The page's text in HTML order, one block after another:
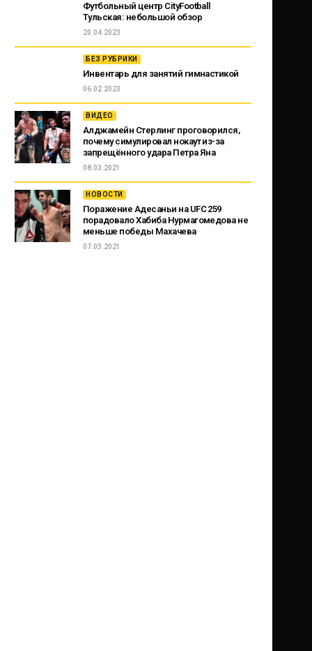
Футбольный центр CityFootball
Тульская: небольшой обзор
20.04.2023
БЕЗ РУБРИКИ
Инвентарь для занятий гимнастикой
06.02.2023
ВИДЕО
Алджамейн Стерлинг проговорился,
почему симулировал нокаут из-за
запрещённого удара Петра Яна
08.03.2021
НОВОСТИ
Поражение Адесаньи на UFC 259
порадовало Хабиба Нурмагомедова не
меньше победы Махачева
07.03.2021